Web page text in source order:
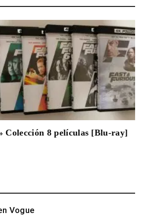
Colección 8 películas [Blu-ray]
Vogue